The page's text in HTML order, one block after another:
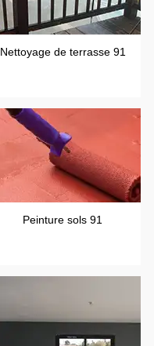
Nettoyage de terrasse 91
Peinture sols 91